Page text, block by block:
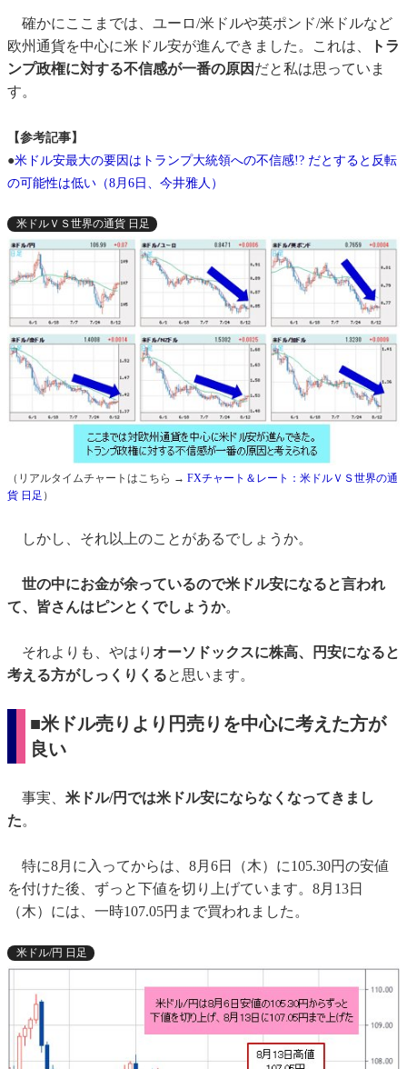
確かにここまでは、ユーロ/米ドルや英ポンド/米ドルなど
欧州通貨を中心に米ドル安が進んできました。これは、
トラ
ンプ政権に対する不信感が一番の原因 だと私は思っていま
す。
【参考記事】
●米ドル安最大の要因はトランプ大統領への不信感!? だとすると反転
の可能性は低い（8月6日、今井雅人）
米ドルＶＳ世界の通貨 日足
（リアルタイムチャートはこちら → FXチャート＆レート：米ドルＶＳ世界の通
貨 日足 ）
しかし、それ以上のことがあるでしょうか。
世の中にお金が余っているので米ドル安になると言われ
て、皆さんはピンとくでしょうか。
それよりも、やはり オーソドックスに株高、円安になると
考える方がしっくりくると思います。
■米ドル売りより円売りを中心に考えた方が
良い
事実、 米ドル/円では米ドル安にならなくなってきまし
た。
特に8月に入ってからは、8月6日（木）に105.30円の安値
を付けた後、ずっと下値を切り上げています。8月13日
（木）には、一時107.05円まで買われました。
米ドル/円 日足